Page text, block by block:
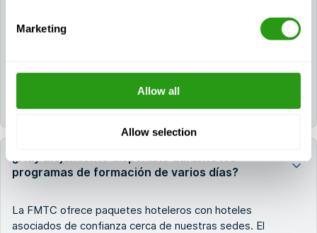
Marketing
Allow all
Allow selection
NOGEPA), eólico (GWO), marítimo (STCW) e
industrial; reconocida tanto a nivel nacional como
internacional.
programas de formación de varios días?
La FMTC ofrece paquetes hoteleros con hoteles
asociados de confianza cerca de nuestras sedes. El